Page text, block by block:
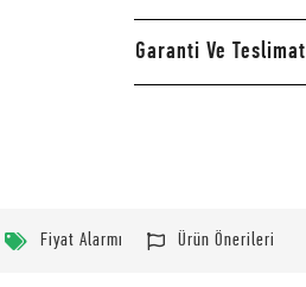
Garanti Ve Teslimat
Fiyat Alarmı Ürün Önerileri